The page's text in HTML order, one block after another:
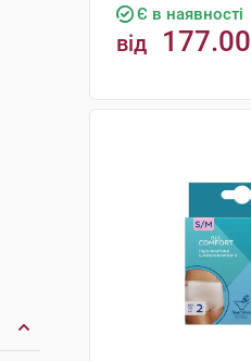
Є в наявності
від 177.00